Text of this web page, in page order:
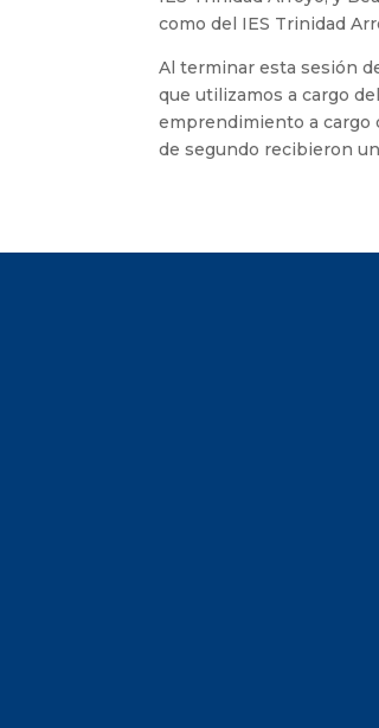
como del IES Trinidad
Al terminar esta sesión
que utilizamos a cargo
emprendimiento a cargo
de segundo recibieron